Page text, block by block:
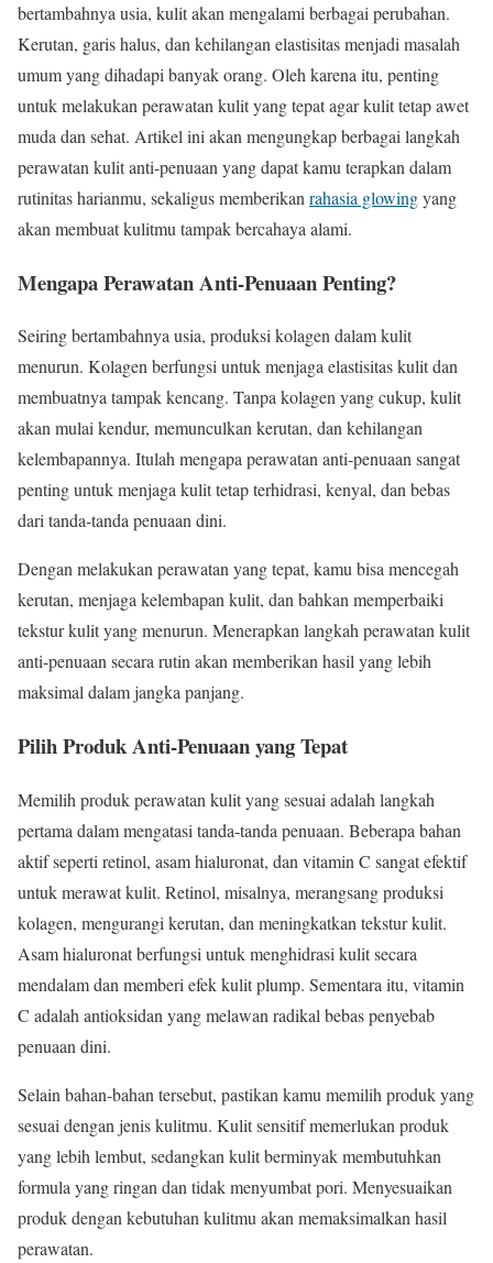
bertambahnya usia, kulit akan mengalami berbagai perubahan.
Kerutan, garis halus, dan kehilangan elastisitas menjadi masalah
umum yang dihadapi banyak orang. Oleh karena itu, penting
untuk melakukan perawatan kulit yang tepat agar kulit tetap awet
muda dan sehat. Artikel ini akan mengungkap berbagai langkah
perawatan kulit anti-penuaan yang dapat kamu terapkan dalam
rutinitas harianmu, sekaligus memberikan rahasia glowingyang
akan membuat kulitmu tampak bercahaya alami.
Mengapa Perawatan Anti-Penuaan Penting?
Seiring bertambahnya usia, produksi kolagen dalam kulit
menurun. Kolagen berfungsi untuk menjaga elastisitas kulit dan
membuatnya tampak kencang. Tanpa kolagen yang cukup, kulit
akan mulai kendur, memunculkan kerutan, dan kehilangan
kelembapannya. Itulah mengapa perawatan anti-penuaan sangat
penting untuk menjaga kulit tetap terhidrasi, kenyal, dan bebas
dari tanda-tanda penuaan dini.
Dengan melakukan perawatan yang tepat, kamu bisa mencegah
kerutan, menjaga kelembapan kulit, dan bahkan memperbaiki
tekstur kulit yang menurun. Menerapkan langkah perawatan kulit
anti-penuaan secara rutin akan memberikan hasil yang lebih
maksimal dalam jangka panjang.
Pilih Produk Anti-Penuaan yang Tepat
Memilih produk perawatan kulit yang sesuai adalah langkah
pertama dalam mengatasi tanda-tanda penuaan. Beberapa bahan
aktif seperti retinol, asam hialuronat, dan vitamin C sangat efektif
untuk merawat kulit. Retinol, misalnya, merangsang produksi
kolagen, mengurangi kerutan, dan meningkatkan tekstur kulit.
Asam hialuronat berfungsi untuk menghidrasi kulit secara
mendalam dan memberi efek kulit plump. Sementara itu, vitamin
C adalah antioksidan yang melawan radikal bebas penyebab
penuaan dini.
Selain bahan-bahan tersebut, pastikan kamu memilih produk yang
sesuai dengan jenis kulitmu. Kulit sensitif memerlukan produk
yang lebih lembut, sedangkan kulit berminyak membutuhkan
formula yang ringan dan tidak menyumbat pori. Menyesuaikan
produk dengan kebutuhan kulitmu akan memaksimalkan hasil
perawatan.